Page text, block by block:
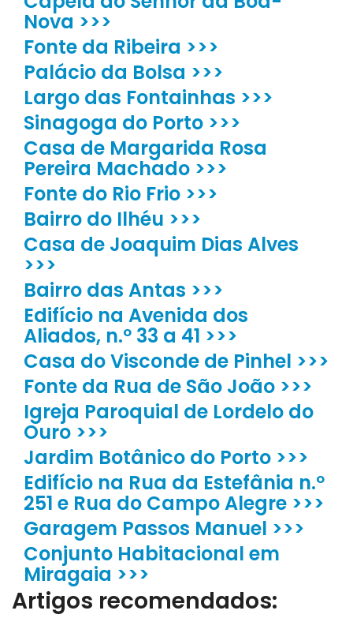
Nova >>>
Fonte da Ribeira >>>
Palácio da Bolsa >>>
Largo das Fontainhas >>>
Sinagoga do Porto >>>
Casa de Margarida Rosa
Pereira Machado >>>
Fonte do Rio Frio >>>
Bairro do Ilhéu >>>
Casa de Joaquim Dias Alves
>>>
Bairro das Antas >>>
Edifício na Avenida dos
Aliados, n.º 33 a 41 >>>
Casa do Visconde de Pinhel >>>
Fonte da Rua de São João >>>
Igreja Paroquial de Lordelo do
Ouro >>>
Jardim Botânico do Porto >>>
Edifício na Rua da Estefânia n.º
251 e Rua do Campo Alegre >>>
Garagem Passos Manuel >>>
Conjunto Habitacional em
Miragaia >>>
Artigos recomendados: